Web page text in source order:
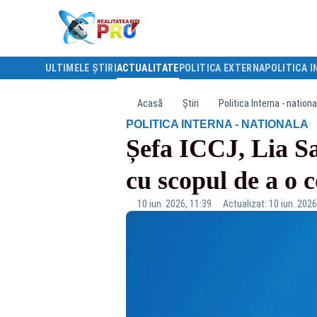
ULTIMELE ȘTIRI ACTUALITATE POLITICA EXTERNAPOLITICA
Acasă Știri Politica Interna -
POLITICA INTERNA - NATIONALA·
Șefa ICCJ, Lia
cu scopul de a o
10 iun. 2026, 11:39 Actualizat: 10 iun.